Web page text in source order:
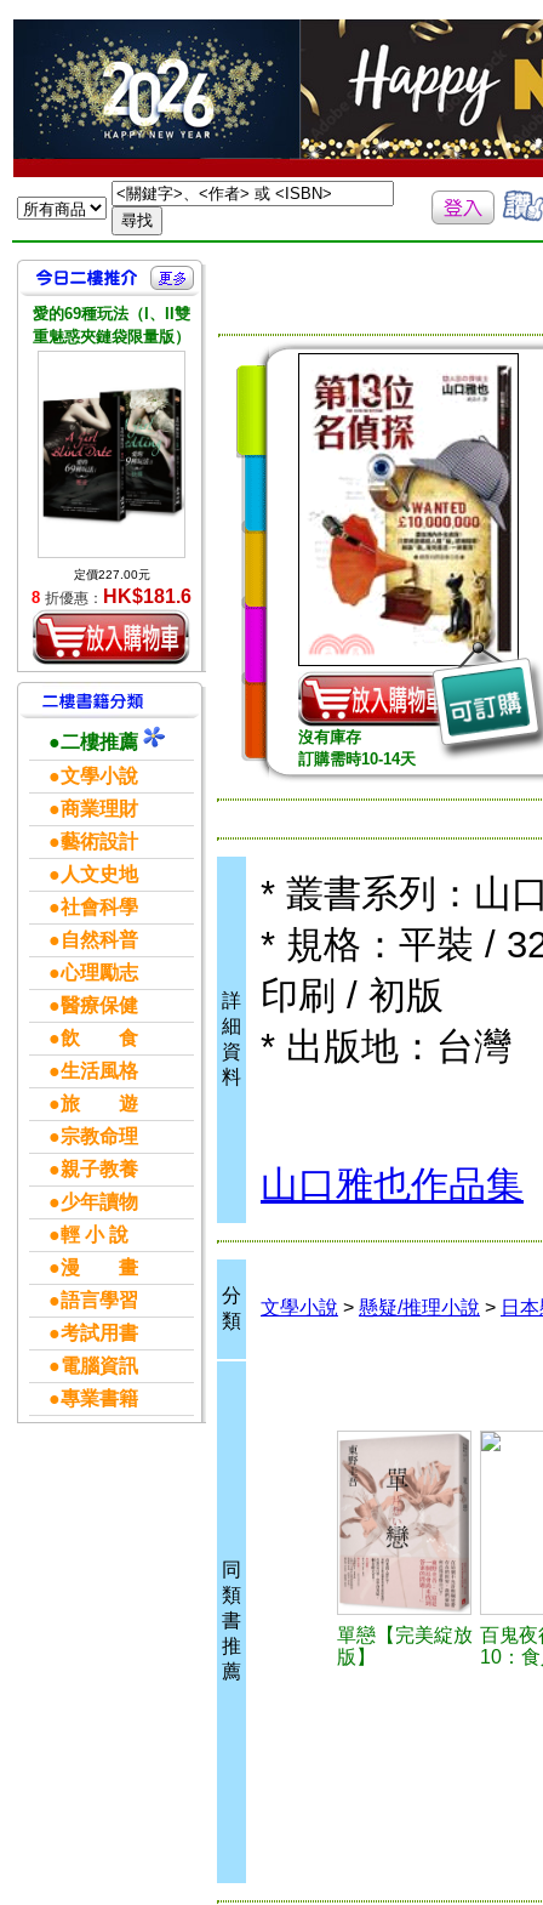
愛的69種玩法（I、II雙
重魅惑夾鏈袋限量版）
定價227.00元
8 折優惠： HK$181.6
●二樓推薦
●文學小說
●商業理財
●藝術設計
●人文史地
●社會科學
●自然科普
●心理勵志
●醫療保健
●飲 食
●生活風格
●旅 遊
●宗教命理
●親子教養
●少年讀物
●輕 小 說
●漫 畫
●語言學習
●考試用書
●電腦資訊
●專業書籍
沒有庫存
訂購需時10-14天
詳
細
資
料
* 叢書系列：山
* 規格：平裝 /
印刷 / 初版
* 出版地：台灣
山口雅也作品集
分
類
文學小說 > 懸疑/推理小說 > 日
同
類
書
推
薦
單戀【完美綻放
版】
百鬼夜
10：